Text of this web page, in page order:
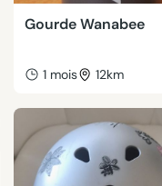
Gourde Wanabee
1 mois 12km